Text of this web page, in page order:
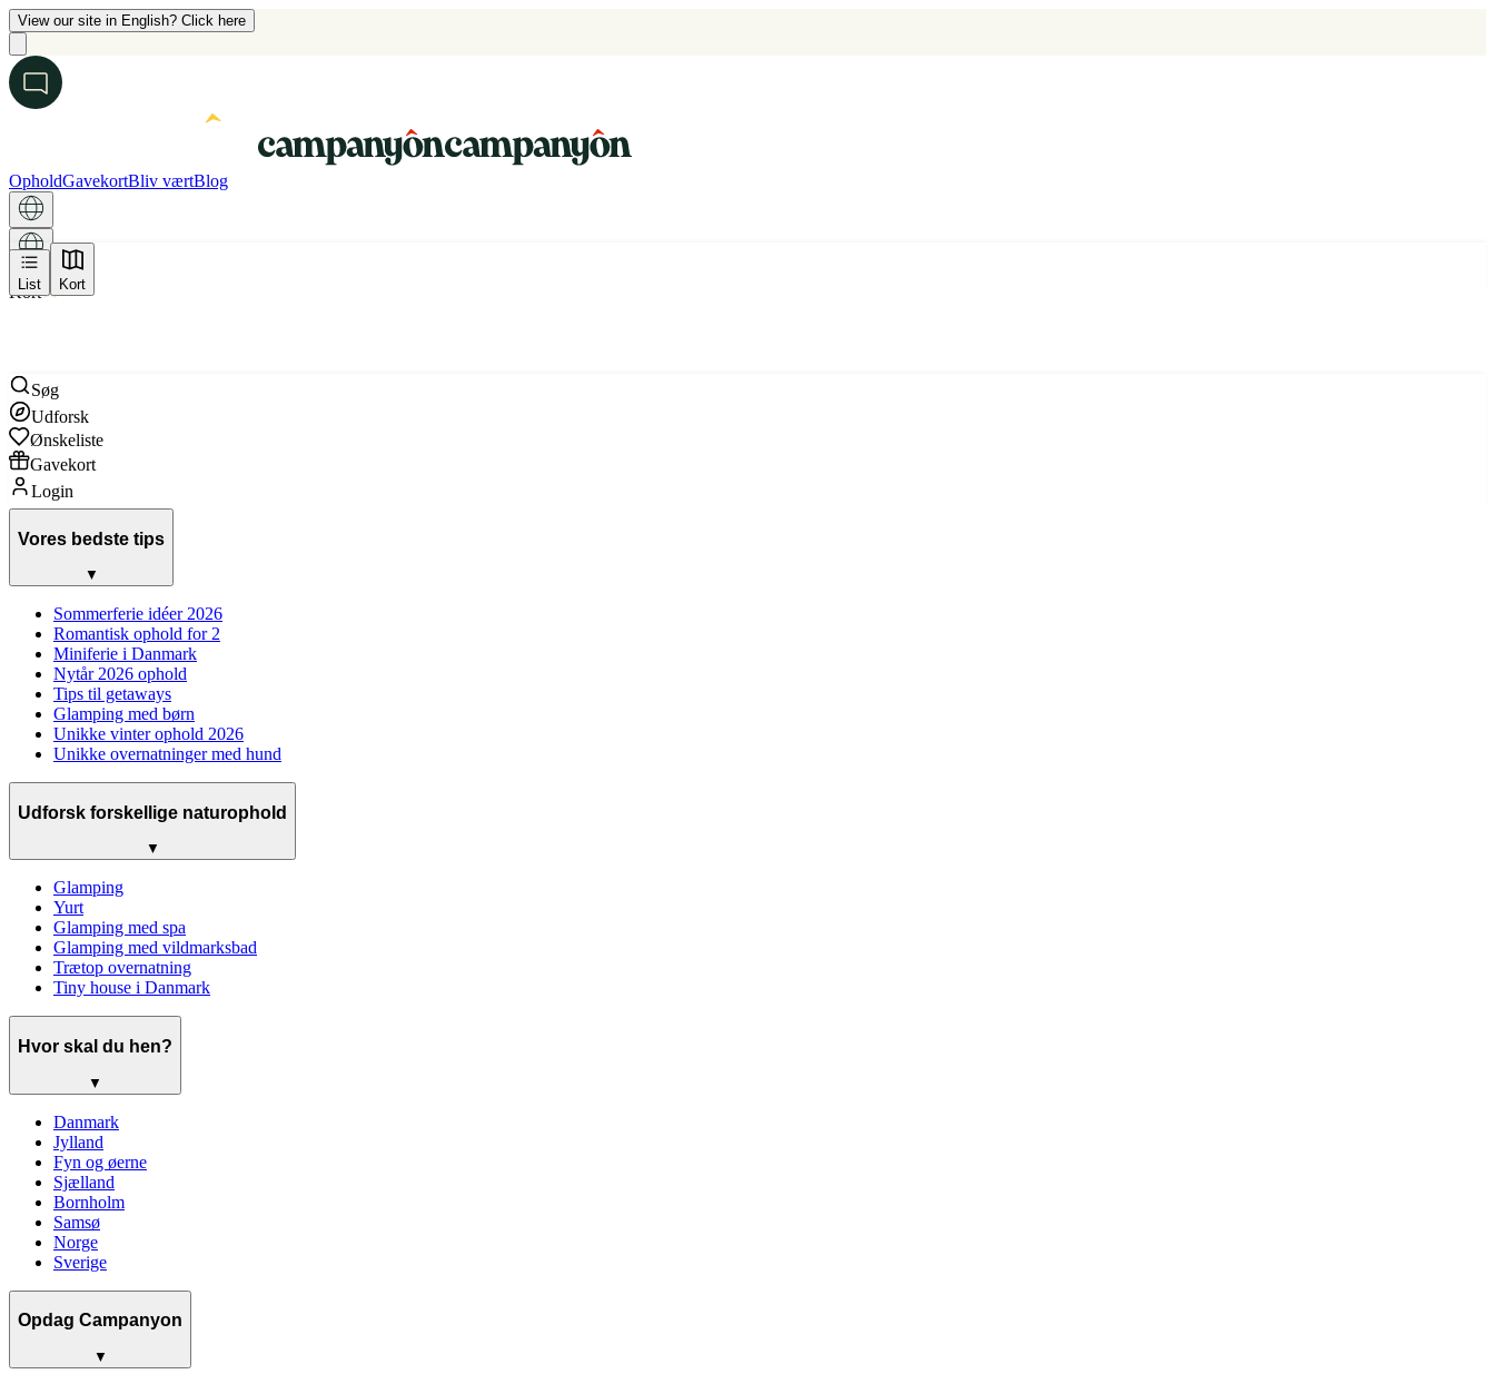
View our site in English? Click here
OpholdGavekortBliv værtBlog
Kort
List Kort
Søg
Udforsk
Ønskeliste
Gavekort
Login
Vores bedste tips
▼
Sommerferie idéer 2026
Romantisk ophold for 2
Miniferie i Danmark
Nytår 2026 ophold
Tips til getaways
Glamping med børn
Unikke vinter ophold 2026
Unikke overnatninger med hund
Udforsk forskellige naturophold
▼
Glamping
Yurt
Glamping med spa
Glamping med vildmarksbad
Trætop overnatning
Tiny house i Danmark
Hvor skal du hen?
▼
Danmark
Jylland
Fyn og øerne
Sjælland
Bornholm
Samsø
Norge
Sverige
Opdag Campanyon
▼